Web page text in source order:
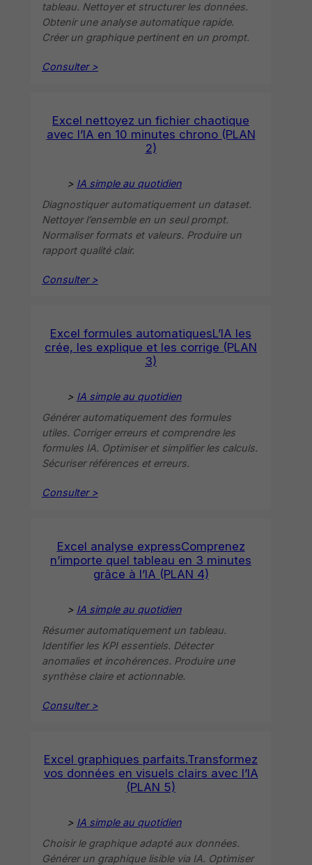
tableau. Nettoyer et structurer les données.
Obtenir une analyse automatique rapide.
Créer un graphique pertinent en un prompt.
Consulter >
Excel nettoyez un fichier chaotique
avec l’IA en 10 minutes chrono (PLAN
2)
> IA simple au quotidien
Diagnostiquer automatiquement un dataset.
Nettoyer l’ensemble en un seul prompt.
Normaliser formats et valeurs. Produire un
rapport qualité clair.
Consulter >
Excel formules automatiquesL’IA les
crée, les explique et les corrige (PLAN
3)
> IA simple au quotidien
Générer automatiquement des formules
utiles. Corriger erreurs et comprendre les
formules IA. Optimiser et simplifier les calculs.
Sécuriser références et erreurs.
Consulter >
Excel analyse expressComprenez
n’importe quel tableau en 3 minutes
grâce à l’IA (PLAN 4)
> IA simple au quotidien
Résumer automatiquement un tableau.
Identifier les KPI essentiels. Détecter
anomalies et incohérences. Produire une
synthèse claire et actionnable.
Consulter >
Excel graphiques parfaits.Transformez
vos données en visuels clairs avec l’IA
(PLAN 5)
> IA simple au quotidien
Choisir le graphique adapté aux données.
Générer un graphique lisible via IA. Optimiser